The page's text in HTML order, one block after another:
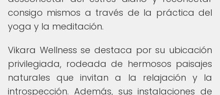
consigo mismos a través de la práctica del
yoga y la meditación.
Vikara Wellness se destaca por su ubicación
privilegiada, rodeada de hermosos paisajes
naturales que invitan a la relajación y la
introspección. Además, sus instalaciones de